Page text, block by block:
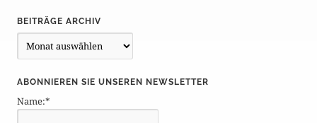
BEITRÄGE ARCHIV
e
t
r
ABONNIEREN SIE UNSEREN NEWSLETTER
Name:*